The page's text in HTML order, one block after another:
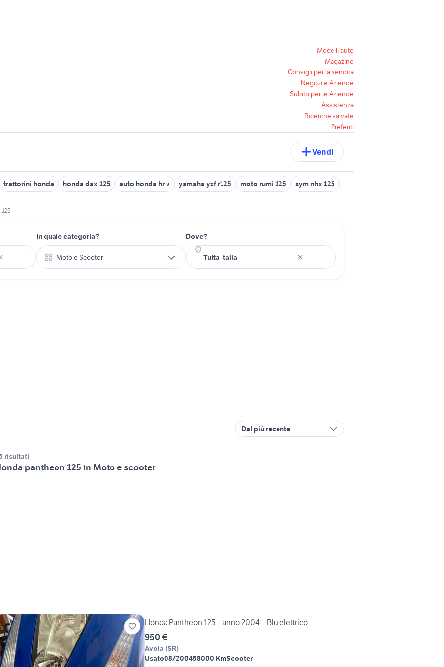
Modelli auto
Magazine
Consigli per la vendita
Negozi e Aziende
Subito per le Aziende
Assistenza
Ricerche salvate
Preferiti
Vendi
trattorini honda honda dax 125 auto honda hr v yamaha yzf r125 moto rumi 125 sym nhx 125
In quale categoria?
Moto e Scooter
Dove?
Dal più recente
risultati
pantheon 125 in Moto e scooter
Honda Pantheon 125 – anno 2004 – Blu elettrico
950 €
Avola (SR)
Usato08/200458000 KmScooter